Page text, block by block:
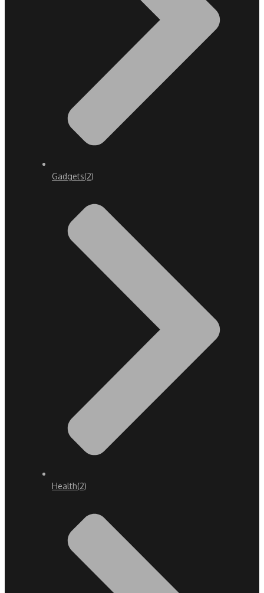
Gadgets(2)
Health(2)